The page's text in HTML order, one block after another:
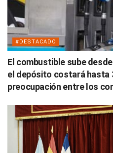
#DESTACADO
El combustible sube
el depósito costará hasta
preocupación entre los